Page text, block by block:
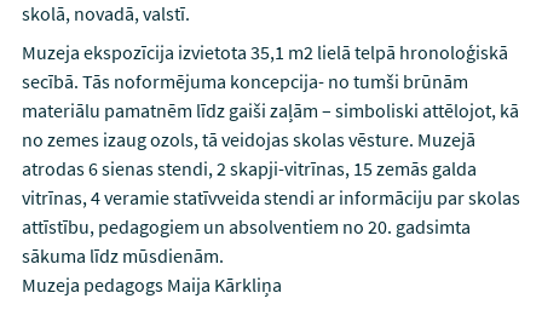
skolā, novadā, valstī.
Muzeja ekspozīcija izvietota 35,1 m2 lielā telpā hronoloģiskā
secībā. Tās noformējuma koncepcija- no tumši brūnām
materiālu pamatnēm līdz gaiši zaļām – simboliski attēlojot, kā
no zemes izaug ozols, tā veidojas skolas vēsture. Muzejā
atrodas 6 sienas stendi, 2 skapji-vitrīnas, 15 zemās galda
vitrīnas, 4 veramie statīvveida stendi ar informāciju par skolas
attīstību, pedagogiem un absolventiem no 20. gadsimta
sākuma līdz mūsdienām.
Muzeja pedagogs Maija Kārkliņa